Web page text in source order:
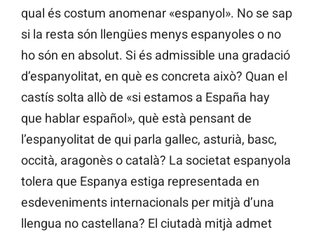
qual és costum anomenar «espanyol». No se sap
si la resta són llengües menys espanyoles o no
ho són en absolut. Si és admissible una gradació
d’espanyolitat, en què es concreta això? Quan el
castís solta allò de «si estamos a España hay
que hablar español», què està pensant de
l’espanyolitat de qui parla gallec, asturià, basc,
occità, aragonès o català? La societat espanyola
tolera que Espanya estiga representada en
esdeveniments internacionals per mitjà d’una
llengua no castellana? El ciutadà mitjà admet